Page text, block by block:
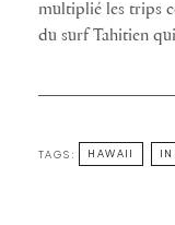
multiplié les trips
du surf Tahitien
TAGS: HAWAII